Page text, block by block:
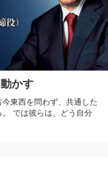
かす
東西を問わず、共通した
では彼らは、どう自分